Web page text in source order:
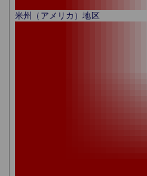
米州（アメリカ）地区